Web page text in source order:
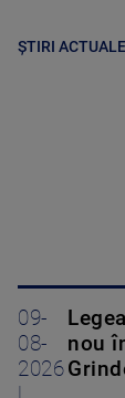
ȘTIRI ACTUALE
09-
08-
2026
nou